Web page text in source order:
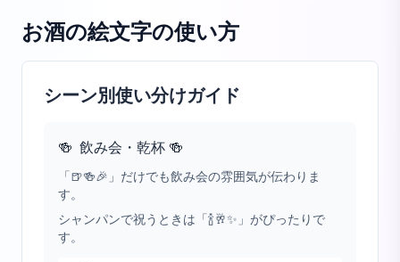
お酒の絵文字の使い方
シーン別使い分けガイド
🍻 飲み会・乾杯 🍻
「🍺🍻🎉」だけでも飲み会の雰囲気が伝わりま
す。
シャンパンで祝うときは「🍾🥂✨」がぴったりで
す。